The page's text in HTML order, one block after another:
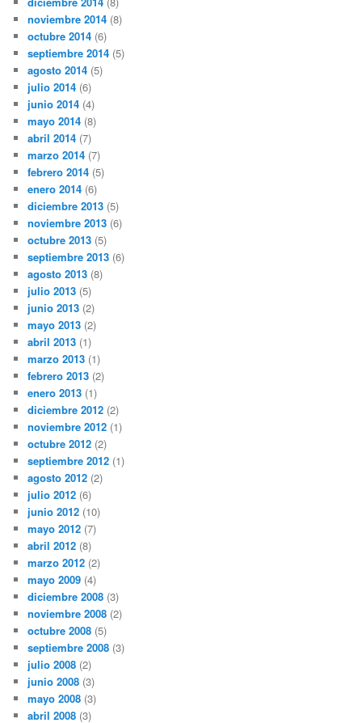
noviembre 2014 (8)
octubre 2014 (6)
septiembre 2014 (5)
agosto 2014 (5)
julio 2014 (6)
junio 2014 (4)
mayo 2014 (8)
abril 2014 (7)
marzo 2014 (7)
febrero 2014 (5)
enero 2014 (6)
diciembre 2013 (5)
noviembre 2013 (6)
octubre 2013 (5)
septiembre 2013 (6)
agosto 2013 (8)
julio 2013 (5)
junio 2013 (2)
mayo 2013 (2)
abril 2013 (1)
marzo 2013 (1)
febrero 2013 (2)
enero 2013 (1)
diciembre 2012 (2)
noviembre 2012 (1)
octubre 2012 (2)
septiembre 2012 (1)
agosto 2012 (2)
julio 2012 (6)
junio 2012 (10)
mayo 2012 (7)
abril 2012 (8)
marzo 2012 (2)
mayo 2009 (4)
diciembre 2008 (3)
noviembre 2008 (2)
octubre 2008 (5)
septiembre 2008 (3)
julio 2008 (2)
junio 2008 (3)
mayo 2008 (3)
abril 2008 (3)